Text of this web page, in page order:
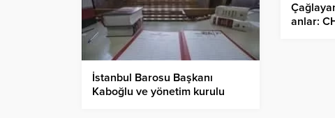
İstanbul Barosu Başkanı
Kaboğlu ve yönetim kurulu
anlar: